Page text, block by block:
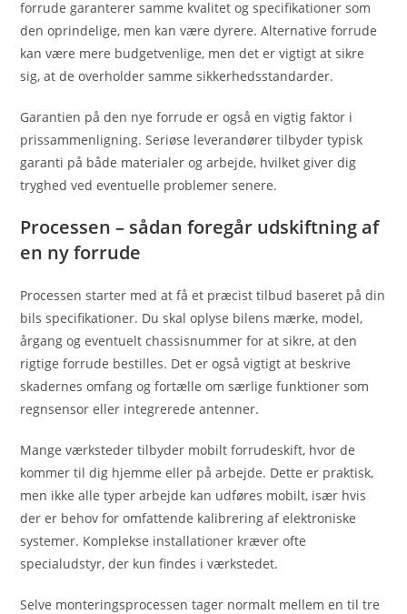
forrude garanterer samme kvalitet og specifikationer som
den oprindelige, men kan være dyrere. Alternative forrude
kan være mere budgetvenlige, men det er vigtigt at sikre
sig, at de overholder samme sikkerhedsstandarder.
Garantien på den nye forrude er også en vigtig faktor i
prissammenligning. Seriøse leverandører tilbyder typisk
garanti på både materialer og arbejde, hvilket giver dig
tryghed ved eventuelle problemer senere.
Processen – sådan foregår udskiftning af
en ny forrude
Processen starter med at få et præcist tilbud baseret på din
bils specifikationer. Du skal oplyse bilens mærke, model,
årgang og eventuelt chassisnummer for at sikre, at den
rigtige forrude bestilles. Det er også vigtigt at beskrive
skadernes omfang og fortælle om særlige funktioner som
regnsensor eller integrerede antenner.
Mange værksteder tilbyder mobilt forrudeskift, hvor de
kommer til dig hjemme eller på arbejde. Dette er praktisk,
men ikke alle typer arbejde kan udføres mobilt, især hvis
der er behov for omfattende kalibrering af elektroniske
systemer. Komplekse installationer kræver ofte
specialudstyr, der kun findes i værkstedet.
Selve monteringsprocessen tager normalt mellem en til tre